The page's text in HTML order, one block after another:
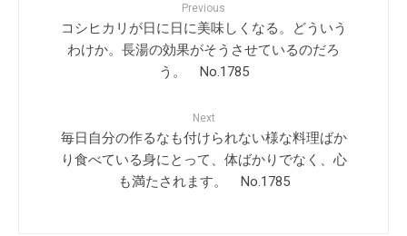
Previous
コシヒカリが日に日に美味しくなる。どういう
わけか。長湯の効果がそうさせているのだろ
う。 No.1785
Next
毎日自分の作るなも付けられない様な料理ばか
り食べている身にとって、体ばかりでなく、心
も満たされます。 No.1785